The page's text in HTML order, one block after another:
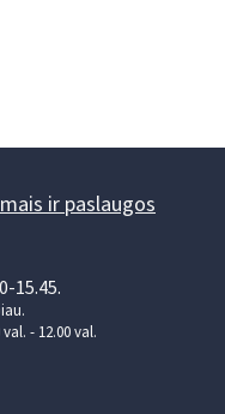
ir paslaugos
15.45.
- 12.00 val.